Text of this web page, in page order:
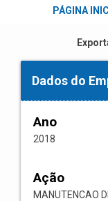
PÁGINA
Dados do
Ano
2018
Ação
MANUTENCAO